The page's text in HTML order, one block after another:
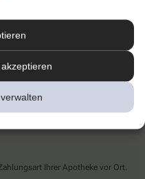
Ihrer Apotheke vor Ort.